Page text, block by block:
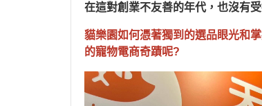
►【限量最低價】CIAO
50入裝 只要485!!
►超級限量【送帕克X美保
泡湯娃娃娃聯名禮盒】
►【限量最低價】CIAO
在這對創業不友善的年代，也沒有
貓樂園如何憑著獨到的選品眼光和
的寵物電商奇蹟呢?